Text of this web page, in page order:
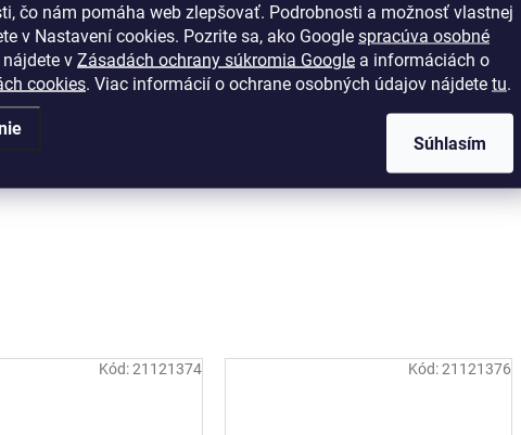
čo nám pomáha web zlepšovať. Podrobnosti a možnosť vlastnej
v Nastavení cookies. Pozrite sa, ako Google spracúva osobné
v Zásadách ochrany súkromia Google a informáciách o
cookies. Viac informácií o ochrane osobných údajov nájdete tu.
Súhlasím
Kód:21121374 Kód:21121376